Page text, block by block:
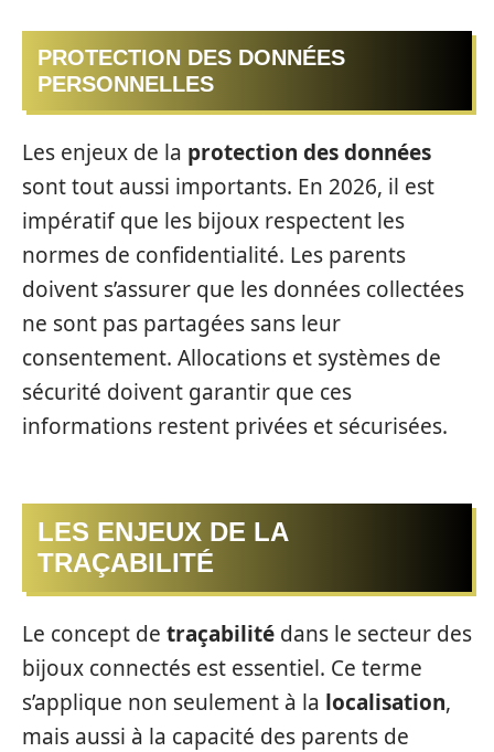
PROTECTION DES DONNÉES
PERSONNELLES
Les enjeux de la protection des données
sont tout aussi importants. En 2026, il est
impératif que les bijoux respectent les
normes de confidentialité. Les parents
doivent s’assurer que les données collectées
ne sont pas partagées sans leur
consentement. Allocations et systèmes de
sécurité doivent garantir que ces
informations restent privées et sécurisées.
LES ENJEUX DE LA
TRAÇABILITÉ
Le concept de traçabilité dans le secteur des
bijoux connectés est essentiel. Ce terme
s’applique non seulement à la localisation,
mais aussi à la capacité des parents de